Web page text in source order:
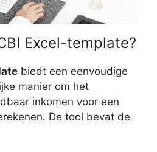
Excel-template?
biedt een eenvoudige
manier om het
inkomen voor een
De tool bevat de